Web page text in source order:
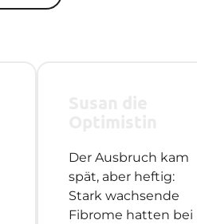
Der Ausbruch kam
spät, aber heftig:
Stark wachsende
Fibrome hatten bei